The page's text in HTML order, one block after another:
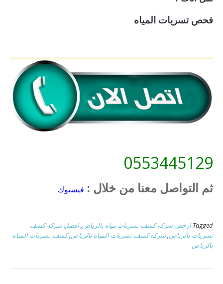
فحص تسربات المياه
0553445129
ثم التواصل معنا من خلال : فيسبوك
Tagged ارخص شركه كشف تسربات مياه بالرياض ,افضل شركه كشف
تسربات بالرياض شركه كشف تسربات المياه بالرياض ,كشف تسربات المياه
بالرياض